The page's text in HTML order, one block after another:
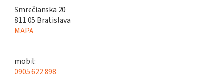
Smrečianska 20
811 05 Bratislava
MAPA
mobil:
0905 622 898